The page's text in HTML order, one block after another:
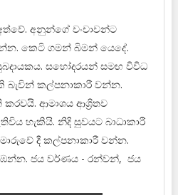
අනුන්ගේ වංචාවන්ට
කෙටි ගමන් බිමන් යෙදේ.
සහෝදරයන් සමඟ විවිධ
බැවින් කල්පනාකාරී වන්න.
ආමාශය ආශ්‍රිතව
හැකියි. නිදි සුවයට බාධාකාරී
දී කල්පනාකාරී වන්න.
ජය වර්ණය - රන්වන්, ජය